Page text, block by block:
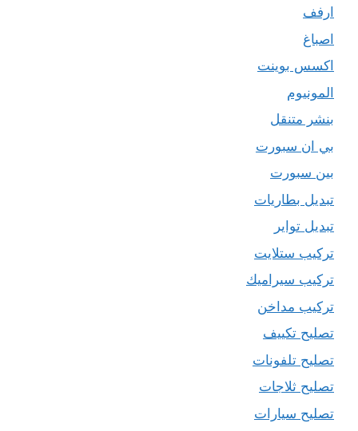
ارفف
اصباغ
اكسس بوينت
المونيوم
بنشر متنقل
بي ان سبورت
بين سبورت
تبديل بطاريات
تبديل تواير
تركيب ستلايت
تركيب سيراميك
تركيب مداخن
تصليح تكييف
تصليح تلفونات
تصليح ثلاجات
تصليح سيارات